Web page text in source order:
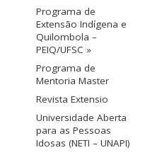
Programa de
Extensão Indígena e
Quilombola –
PEIQ/UFSC »
Programa de
Mentoria Master
Revista Extensio
Universidade Aberta
para as Pessoas
Idosas (NETI – UNAPI)